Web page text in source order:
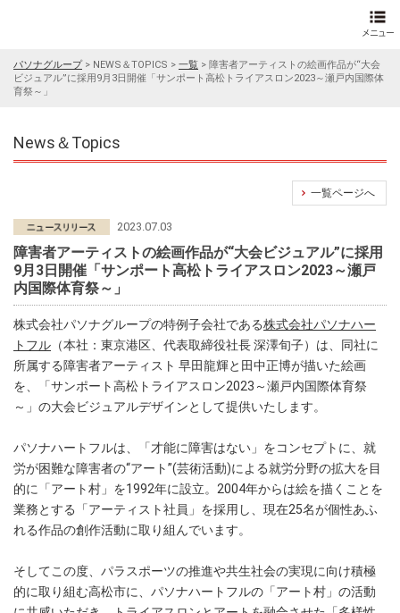
パソナグループ> NEWS＆TOPICS > 一覧 > 障害者アーティストの絵画作品が“大会
ビジュアル”に採用9月3日開催「サンポート高松トライアスロン2023～瀬戸内国際体
育祭～」
News＆Topics
一覧ページへ
2023.07.03
障害者アーティストの絵画作品が“大会ビジュアル”に採用
9月3日開催「サンポート高松トライアスロン2023～瀬戸
内国際体育祭～」
株式会社パソナグループの特例子会社である株式会社パソナハー
トフル （本社：東京港区、代表取締役社長 深澤旬子）は、同社に
所属する障害者アーティスト 早田龍輝と田中正博が描いた絵画
を、「サンポート高松トライアスロン2023～瀬戸内国際体育祭
～」の大会ビジュアルデザインとして提供いたします。
パソナハートフルは、「才能に障害はない」をコンセプトに、就
労が困難な障害者の“アート”(芸術活動)による就労分野の拡大を目
的に「アート村」を1992年に設立。2004年からは絵を描くことを
業務とする「アーティスト社員」を採用し、現在25名が個性あふ
れる作品の創作活動に取り組んでいます。
そしてこの度、パラスポーツの推進や共生社会の実現に向け積極
的に取り組む高松市に、パソナハートフルの「アート村」の活動